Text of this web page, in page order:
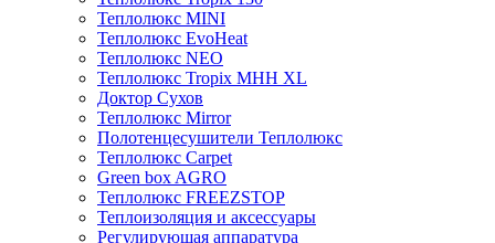
Теплолюкс MINI
Теплолюкс EvoHeat
Теплолюкс NEO
Теплолюкс Tropix МНН XL
Доктор Сухов
Теплолюкс Mirror
Полотенцесушители Теплолюкс
Теплолюкс Carpet
Green box AGRO
Теплолюкс FREEZSTOP
Теплоизоляция и аксессуары
Регулирующая аппаратура